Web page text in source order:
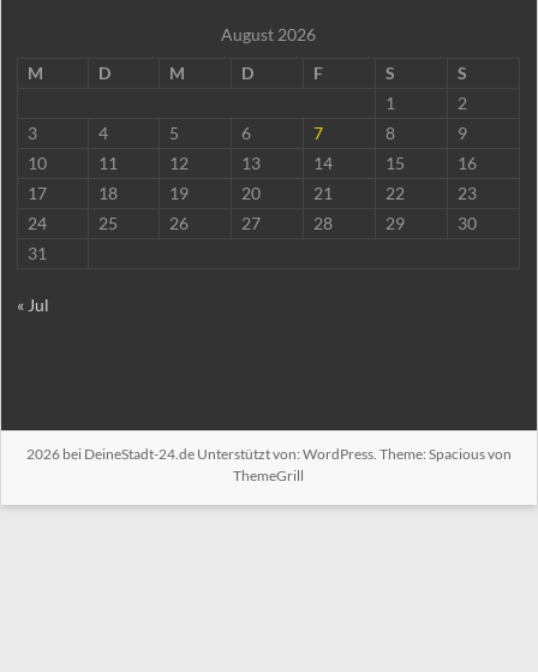
August 2026
M
D M D F S
S
1
2
3
4 5 6 7 8
9
10
11 12 13 14 15
16
17
18 19 20 21 22
23
24
25 26 27 28 29
30
31
« Jul
2026 bei DeineStadt-24.deUnterstützt von: WordPress. Theme: Spacious von
ThemeGrill